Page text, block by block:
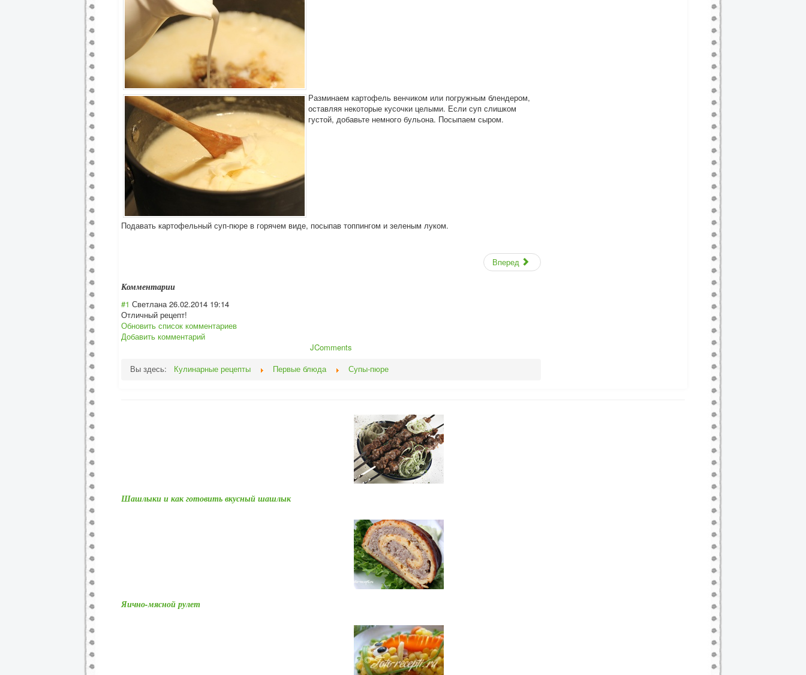
Разминаем картофель венчиком или погружным блендером,
оставляя некоторые кусочки целыми. Если суп слишком
густой, добавьте немного бульона. Посыпаем сыром.
Подавать картофельный суп-пюре в горячем виде, посыпав топпингом и зеленым луком.
Вперед
Комментарии
#1 Светлана 26.02.2014 19:14
Отличный рецепт!
Обновить список комментариев
Добавить комментарий
JComments
Вы здесь:
Кулинарные рецепты Первые блюда Супы-пюре
Шашлыки и как готовить вкусный шашлык
Яично-мясной рулет